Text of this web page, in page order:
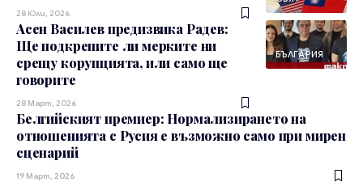
28 Юли, 2026
БЪЛГАРИЯ
Асен Василев предизвика Радев:
Ще подкрепите ли мерките ни
срещу корупцията, или само ще
говорите
28 Март, 2026
Белгийският премиер: Нормализирането на
отношенията с Русия е възможно само при мирен
сценарий
19 Март, 2026